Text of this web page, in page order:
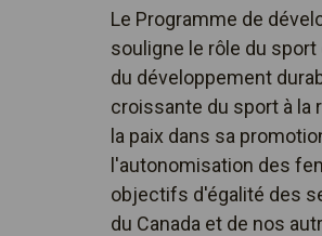
Le Programme de
souligne le rôle du
du développement
croissante du sport à la
la paix dans sa
l'autonomisation des
objectifs d'égalité des
du Canada et de nos